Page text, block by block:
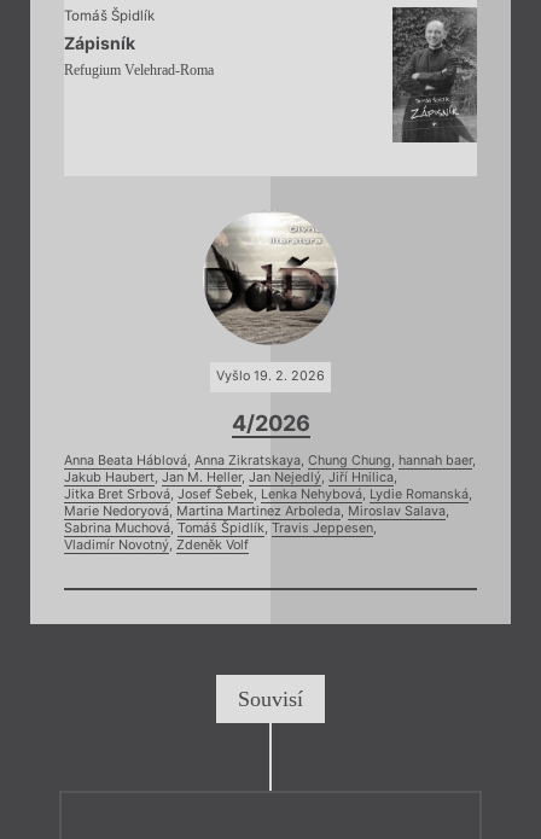
Tomáš Špidlík
Zápisník
Refugium Velehrad-Roma
Vyšlo 19. 2. 2026
4/2026
Anna Beata Háblová, Anna Zikratskaya, Chung Chung, hannah baer,
Jakub Haubert, Jan M. Heller, Jan Nejedlý, Jiří Hnilica,
Jitka Bret Srbová, Josef Šebek, Lenka Nehybová, Lydie Romanská,
Marie Nedoryová, Martina Martinez Arboleda, Miroslav Salava,
Sabrina Muchová, Tomáš Špidlík, Travis Jeppesen,
Vladimír Novotný, Zdeněk Volf
Souvisí